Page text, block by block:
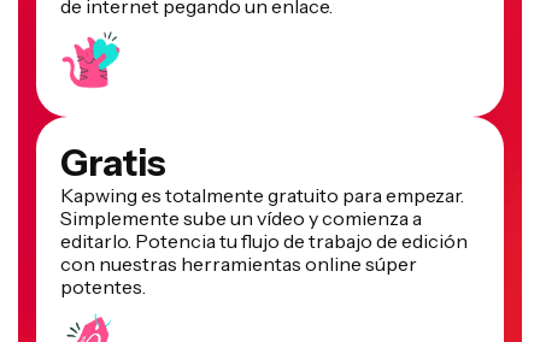
de internet pegando un enlace.
Gratis
Kapwing es totalmente gratuito para empezar.
Simplemente sube un vídeo y comienza a
editarlo. Potencia tu flujo de trabajo de edición
con nuestras herramientas online súper
potentes.